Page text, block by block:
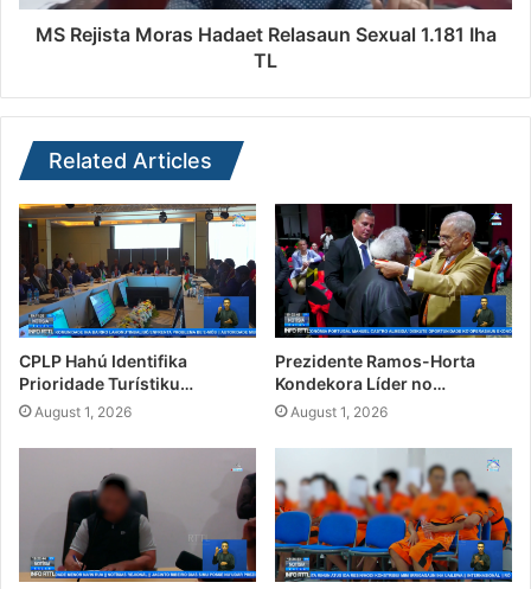
MS Rejista Moras Hadaet Relasaun Sexual 1.181 Iha
TL
Related Articles
CPLP Hahú Identifika
Prioridade Turístiku…
August 1, 2026
Prezidente Ramos-Horta
Kondekora Líder no…
August 1, 2026